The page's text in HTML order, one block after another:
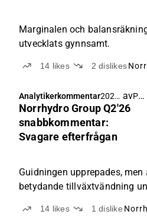
Marginalen och
utvecklats gynnsamt.
14 likes 2dislikes
Analytikerkommentar2026-
07-15
06:02
av Pauli Lohi
Norrhydro Group Q2'26
snabbkommentar:
Svagare efterfrågan
Guidningen upprepades, men
betydande tillväxtvändning
14 likes 1dislike